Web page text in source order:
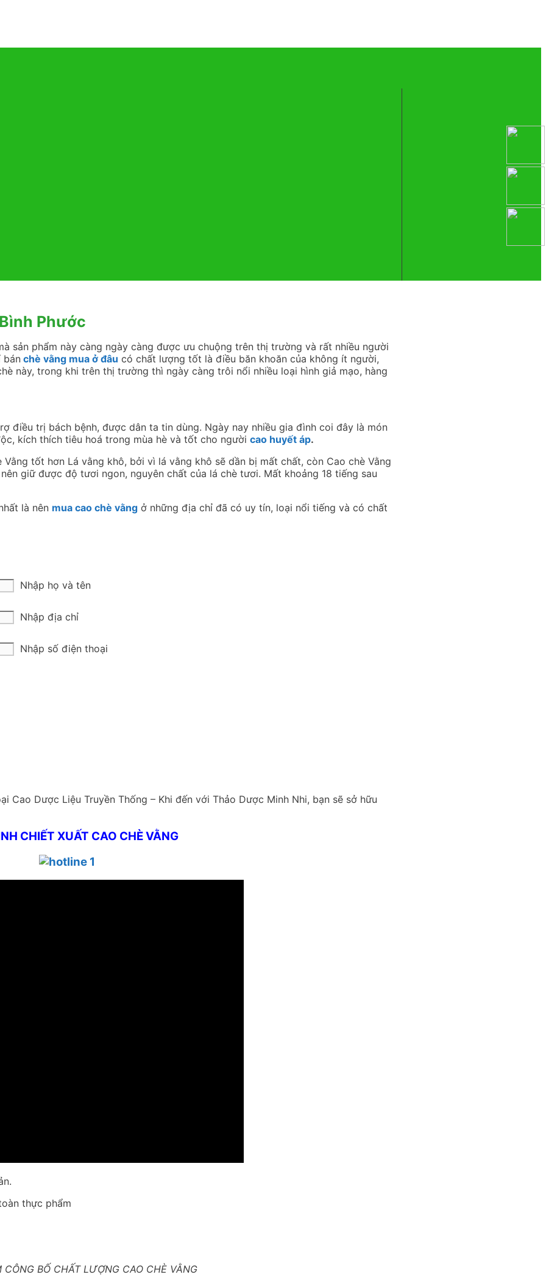
Phước
sản phẩm này càng ngày càng được ưu chuộng trên thị trường và rất nhiều người
bán chè vằng mua ở đâu có chất lượng tốt là điều băn khoăn của không ít người,
này, trong khi trên thị trường thì ngày càng trôi nổi nhiều loại hình giả mạo, hàng
điều trị bách bệnh, được dân ta tin dùng. Ngày nay nhiều gia đình coi đây là món
kích thích tiêu hoá trong mùa hè và tốt cho người cao huyết áp.
tốt hơn Lá vằng khô, bởi vì lá vằng khô sẽ dần bị mất chất, còn Cao chè Vằng
giữ được độ tươi ngon, nguyên chất của lá chè tươi. Mất khoảng 18 tiếng sau
là nên mua cao chè vằng ở những địa chỉ đã có uy tín, loại nổi tiếng và có chất
Nhập họ và tên
Nhập địa chỉ
Nhập số điện thoại
Cao Dược Liệu Truyền Thống – Khi đến với Thảo Dược Minh Nhi, bạn sẽ sở hữu
CHIẾT XUẤT CAO CHÈ VẰNG
thực phẩm
CÔNG BỐ CHẤT LƯỢNG CAO CHÈ VẰNG